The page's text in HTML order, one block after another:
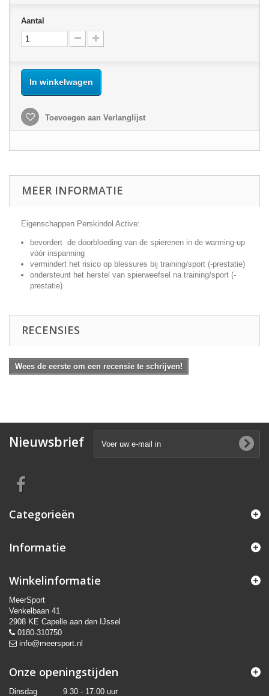
Aantal
In winkelwagen
Toevoegen aan Verlanglijst
MEER INFORMATIE
Eigenschappen Perskindol Active:
bevordert de doorbloeding van de spierenen in de warming-up
vόόr inspanning
vermindert het risico op blessures bij training/sport (-prestatie)
ondersteunt het herstel van spierweefsel na training/sport (-
prestatie)
RECENSIES
Wees de eerste om een recensie te schrijven!
Nieuwsbrief
Categorieën
Informatie
Winkelinformatie
MeerSport
Venkelbaan 41
2908 KE Capelle aan den IJssel
0180-310750
info@meersport.nl
Onze openingstijden
Dinsdag 9.30 - 17.00 uur